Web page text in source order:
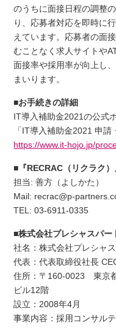
のうちに面接日程の調整
り、応募者対応を即時に
えています。応募者の面
むことなく求人サイトや
面接率や採用率が向上し
まいります。
■お手続きの詳細
IT導入補助金2021の公式
「IT導入補助金2021 申請
https://www.it-hojo.jp/
■『RECRAC（リクラク
担当: 善方（よしかた）
Mail: recrac@p-
TEL: 03-6911-0335
■株式会社プレシャスパ
社名：株式会社プレシャ
代表：代表取締役社長
住所：〒160-0023 東京
ビル12階
設立：2008年4月
事業内容：採用コンサル